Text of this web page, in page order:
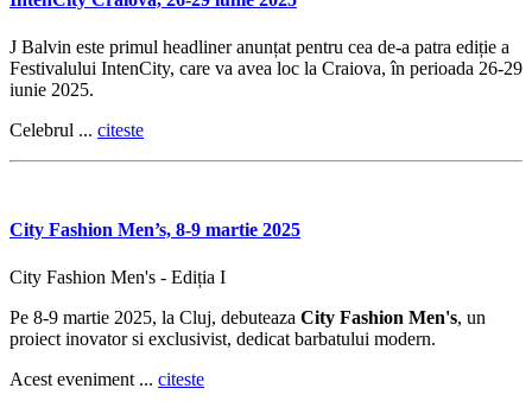
J Balvin este primul headliner anunțat pentru cea de-a patra ediție a
Festivalului IntenCity, care va avea loc la Craiova, în perioada 26-29
iunie 2025.
Celebrul ... citeste
City Fashion Men’s, 8-9 martie 2025
City Fashion Men's - Ediția I
Pe 8-9 martie 2025, la Cluj, debuteaza City Fashion Men's, un
proiect inovator si exclusivist, dedicat barbatului modern.
Acest eveniment ... citeste